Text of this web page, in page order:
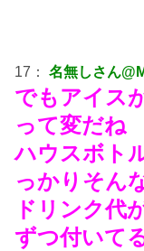
17： 名無しさん
でもアイス
って変だね
ハウスボト
っかりそん
ドリンク代
ずつ付いて